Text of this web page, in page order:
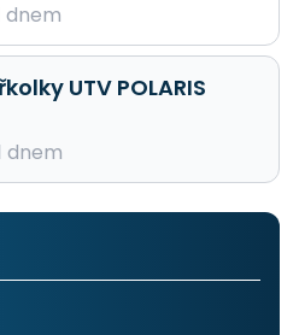
dnem
UTV POLARIS
dnem